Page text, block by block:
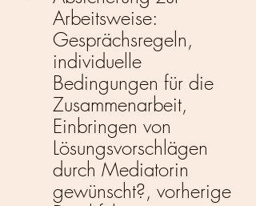
Arbeitsweise:
Gesprächsregeln,
individuelle
Bedingungen für die
Zusammenarbeit,
Einbringen von
Lösungsvorschlägen
durch Mediatorin
gewünscht?, vorherige